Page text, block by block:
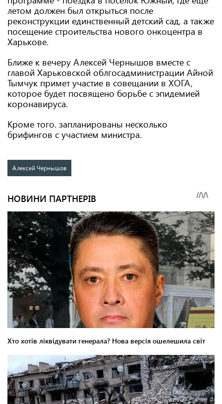
летом должен был открыться после
реконструкции единственный детский сад, а также
посещение строительства нового онкоцентра в
Харькове.
Ближе к вечеру Алексей Чернышов вместе с
главой Харьковской облгосадминистрации Айной
Тымчук примет участие в совещании в ХОГА,
которое будет посвящено борьбе с эпидемией
коронавируса.
Кроме того. запланированы несколько
брифингов с участием министра.
Алексей Чернышов